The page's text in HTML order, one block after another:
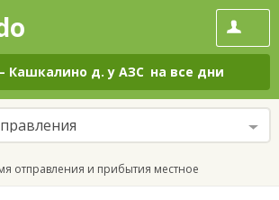
– Кашкалино д. у АЗС на все дни
отправления и прибытия местное